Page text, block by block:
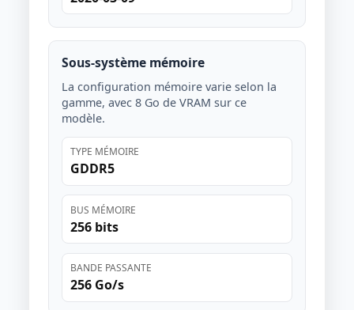
Sous-système mémoire
La configuration mémoire varie selon la
gamme, avec 8 Go de VRAM sur ce
modèle.
TYPE MÉMOIRE
GDDR5
BUS MÉMOIRE
256 bits
BANDE PASSANTE
256 Go/s